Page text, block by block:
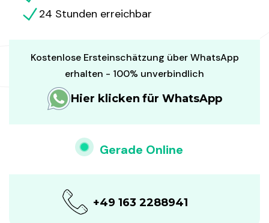
24 Stunden erreichbar
Kostenlose Ersteinschätzung über WhatsApp
erhalten - 100% unverbindlich
Hier klicken für WhatsApp
Gerade Online
+49 163 2288941